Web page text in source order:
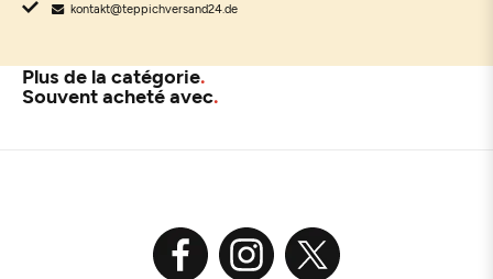
kontakt@teppichversand24.de
Plus de la catégorie
Souvent acheté avec